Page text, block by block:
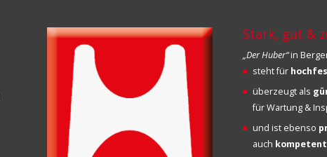
Stark, gut &
„Der Huber“in
steht für
überzeugt als
für Wartung &
und ist ebenso
auch